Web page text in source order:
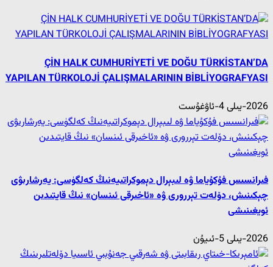
ÇİN HALK CUMHURİYETİ VE DOĞU TÜRKİSTAN’DA
YAPILAN TÜRKOLOJİ ÇALIŞMALARININ BİBLİYOGRAFYASI
2026-يىلى 4-ئاۋغۇست
فىرانسىس فۇكۇياما ۋە لىبېرال دېموكراتىيەنىڭ كەلگۈسى: يەرشارىۋى
چېكىنىش، دۆلەت تېررورى ۋە «ئاخىرقى ئىنسان» نىڭ قايتىدىن
ئويغىنىشى
2026-يىلى 5-ئىيۇن